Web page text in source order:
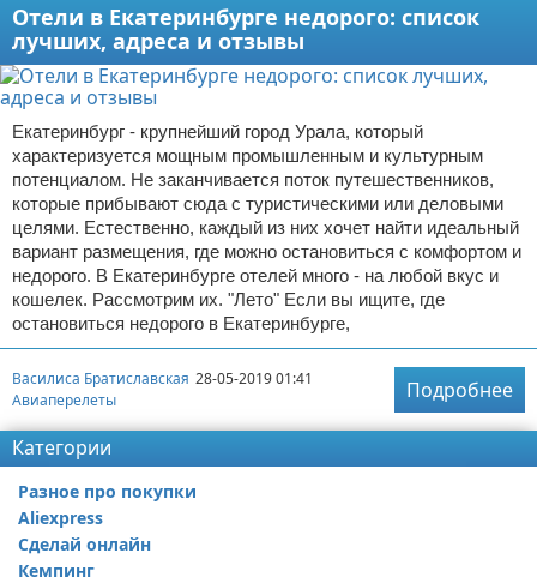
Отели в Екатеринбурге недорого: список
лучших, адреса и отзывы
Екатеринбург - крупнейший город Урала, который
характеризуется мощным промышленным и культурным
потенциалом. Не заканчивается поток путешественников,
которые прибывают сюда с туристическими или деловыми
целями. Естественно, каждый из них хочет найти идеальный
вариант размещения, где можно остановиться с комфортом и
недорого. В Екатеринбурге отелей много - на любой вкус и
кошелек. Рассмотрим их. "Лето" Если вы ищите, где
остановиться недорого в Екатеринбурге,
Василиса Братиславская 28-05-2019 01:41
Авиаперелеты
Подробнее
Категории
Разное про покупки
Aliexpress
Сделай онлайн
Кемпинг